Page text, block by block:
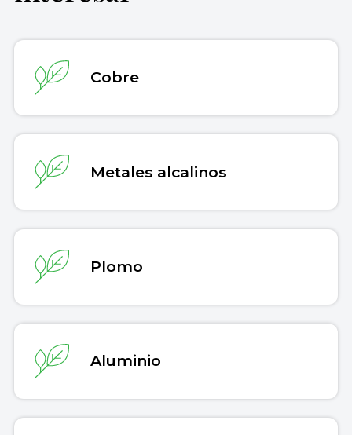
Concepto. Recuperado el 30 de julio de
Copiar cita
Cobre
Metales alcalinos
Plomo
Aluminio